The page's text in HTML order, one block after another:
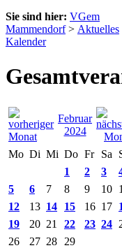
Sie sind hier: VGem
Mammendorf> Aktuelles
Kalender
Februar
2024
Mo Di Mi Do Fr Sa
1
2 3
5
6 7 8 9 10
12
13 14 15 16 17
19
20 21 22 23 24
26
27 28
29